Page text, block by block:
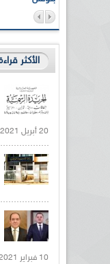
الأكثر
20 أبريل 2021 |
10 فبراير 2021 |